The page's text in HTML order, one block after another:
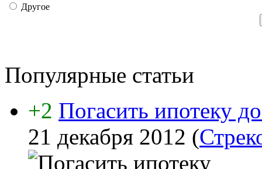
Другое
Популярные статьи
+2 Погасить ипотеку
21 декабря 2012 (